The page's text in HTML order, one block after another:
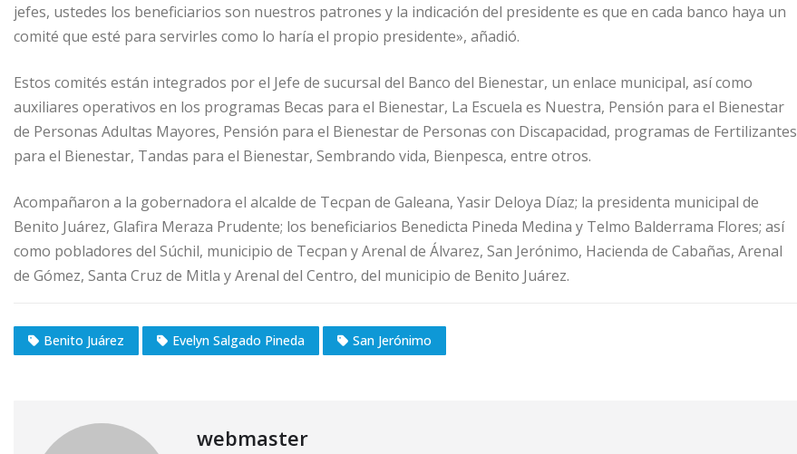
jefes, ustedes los beneficiarios son nuestros patrones y la indicación del presidente es que en cada banco haya un
comité que esté para servirles como lo haría el propio presidente», añadió.
Estos comités están integrados por el Jefe de sucursal del Banco del Bienestar, un enlace municipal, así como
auxiliares operativos en los programas Becas para el Bienestar, La Escuela es Nuestra, Pensión para el Bienestar
de Personas Adultas Mayores, Pensión para el Bienestar de Personas con Discapacidad, programas de Fertilizantes
para el Bienestar, Tandas para el Bienestar, Sembrando vida, Bienpesca, entre otros.
Acompañaron a la gobernadora el alcalde de Tecpan de Galeana, Yasir Deloya Díaz; la presidenta municipal de
Benito Juárez, Glafira Meraza Prudente; los beneficiarios Benedicta Pineda Medina y Telmo Balderrama Flores; así
como pobladores del Súchil, municipio de Tecpan y Arenal de Álvarez, San Jerónimo, Hacienda de Cabañas, Arenal
de Gómez, Santa Cruz de Mitla y Arenal del Centro, del municipio de Benito Juárez.
Benito Juárez Evelyn Salgado Pineda San Jerónimo
webmaster